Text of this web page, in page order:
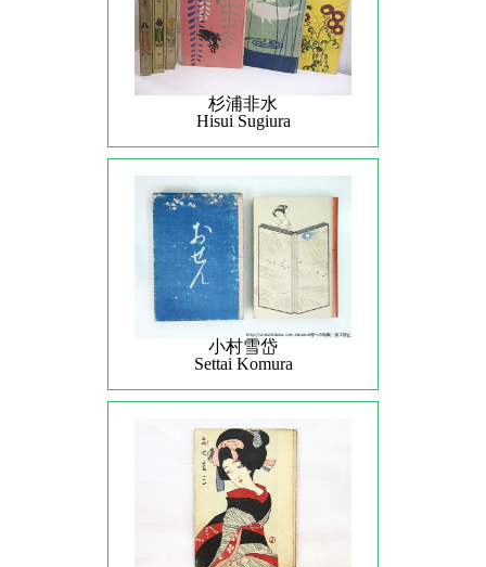
杉浦非水
Hisui Sugiura
小村雪岱
Settai Komura